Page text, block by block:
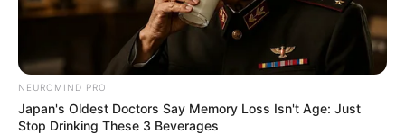
NEUROMIND PRO
Japan's Oldest Doctors Say Memory Loss Isn't Age: Just
Stop Drinking These 3 Beverages